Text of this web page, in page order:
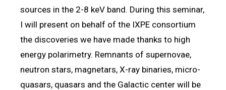
sources in the 2-8 keV band. During this seminar,
I will present on behalf of the IXPE consortium
the discoveries we have made thanks to high
energy polarimetry. Remnants of supernovae,
neutron stars, magnetars, X-ray binaries, micro-
quasars, quasars and the Galactic center will be